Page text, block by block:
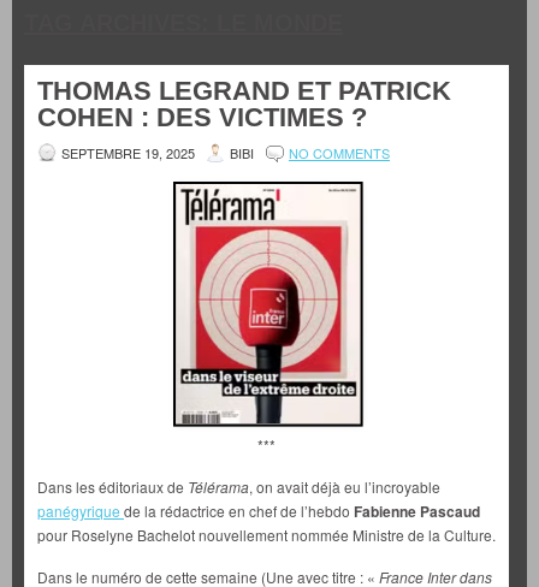
THOMAS LEGRAND ET PATRICK
COHEN : DES VICTIMES ?
SEPTEMBRE 19, 2025 BIBI NO COMMENTS
***
Dans les éditoriaux de Télérama, on avait déjà eu l’incroyable
panégyrique de la rédactrice en chef de l’hebdo Fabienne Pascaud
pour Roselyne Bachelot nouvellement nommée Ministre de la Culture.
Dans le numéro de cette semaine (Une avec titre : « France Inter dans